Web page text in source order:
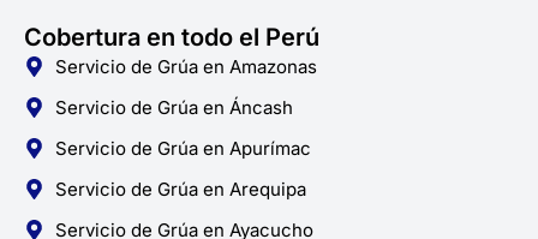
Cobertura en todo el Perú
Servicio de Grúa en Amazonas
Servicio de Grúa en Áncash
Servicio de Grúa en Apurímac
Servicio de Grúa en Arequipa
Servicio de Grúa en Ayacucho